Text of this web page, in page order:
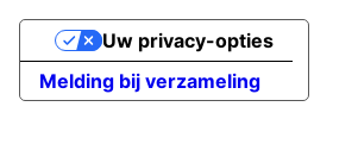
Melding bij verzameling
Uw privacy-opties